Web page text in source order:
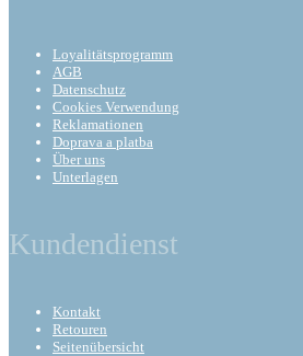
Loyalitätsprogramm
AGB
Datenschutz
Cookies Verwendung
Reklamationen
Doprava a platba
Über uns
Unterlagen
Kundendienst
Kontakt
Retouren
Seitenübersicht